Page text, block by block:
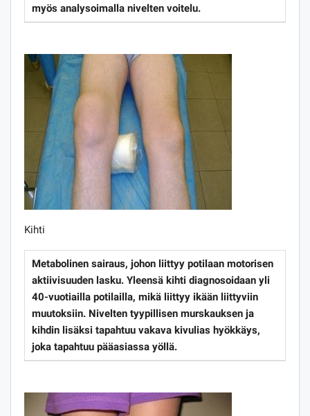
myös analysoimalla nivelten voitelu.
Kihti
Metabolinen sairaus, johon liittyy potilaan motorisen
aktiivisuuden lasku. Yleensä kihti diagnosoidaan yli
40-vuotiailla potilailla, mikä liittyy ikään liittyviin
muutoksiin. Nivelten tyypillisen murskauksen ja
kihdin lisäksi tapahtuu vakava kivulias hyökkäys,
joka tapahtuu pääasiassa yöllä.